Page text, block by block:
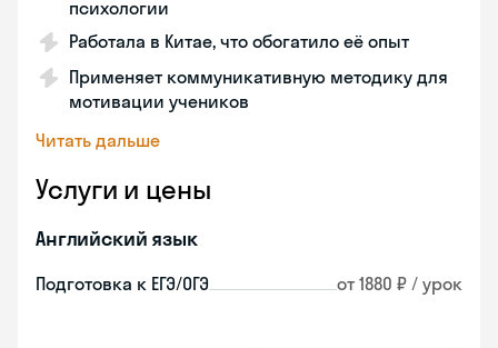
психологии
Работала в Китае, что обогатило её опыт
Применяет коммуникативную методику для
мотивации учеников
Читать дальше
Услуги и цены
Английский язык
Подготовка к ЕГЭ/ОГЭ от 1880 ₽ / урок